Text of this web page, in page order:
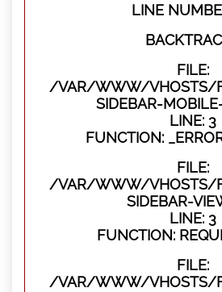
LINE
FILE:
/VAR/WWW/VHOSTS/
SIDEBAR-
LINE: 3
FUNCTION:
FILE:
/VAR/WWW/VHOSTS/
SIDEBAR-
LINE: 3
FUNCTION:
FILE:
/VAR/WWW/VHOSTS/